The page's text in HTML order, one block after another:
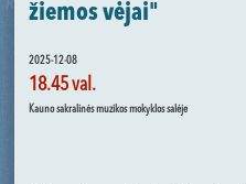
žiemos vėjai"
2025-12-08
18.45 val.
Kauno sakralinės muzikos mokyklos salėje